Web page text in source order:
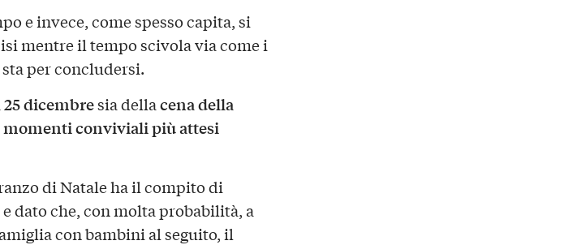
e invece, come spesso capita, si
mentre il tempo scivola via come i
per concludersi.
dicembresia dellacena della
momenti convivialipiù attesi
di Natale ha il compito di
e dato che, con molta probabilità, a
con bambini al seguito, il